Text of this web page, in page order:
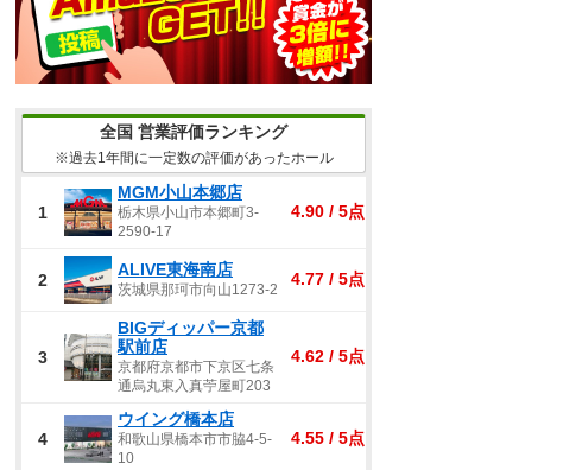
全国 営業評価ランキング
※過去1年間に一定数の評価があったホール
1
MGM小山本郷店
栃木県小山市本郷町3-
2590-17
4.90 / 5点
2
ALIVE東海南店
茨城県那珂市向山1273-2
4.77 / 5点
3
BIGディッパー京都
駅前店
京都府京都市下京区七条
通烏丸東入真苧屋町203
4.62 / 5点
4
ウイング橋本店
和歌山県橋本市市脇4-5-
10
4.55 / 5点